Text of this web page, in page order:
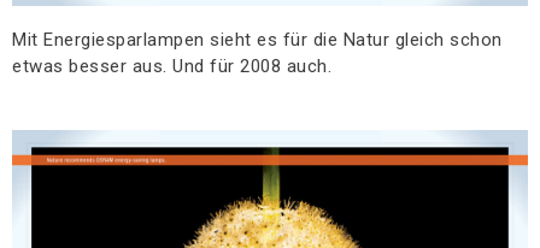
Mit Energiesparlampen sieht es für die Natur gleich schon
etwas besser aus. Und für 2008 auch.